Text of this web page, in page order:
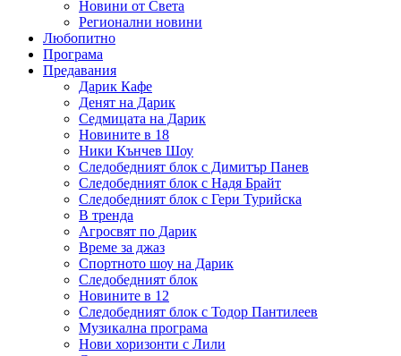
Новини от Света
Регионални новини
Любопитно
Програма
Предавания
Дарик Кафе
Денят на Дарик
Седмицата на Дарик
Новините в 18
Ники Кънчев Шоу
Следобедният блок с Димитър Панев
Следобедният блок с Надя Брайт
Следобедният блок с Гери Турийска
В тренда
Агросвят по Дарик
Време за джаз
Спортното шоу на Дарик
Следобедният блок
Новините в 12
Следобедният блок с Тодор Пантилеев
Музикална програма
Нови хоризонти с Лили